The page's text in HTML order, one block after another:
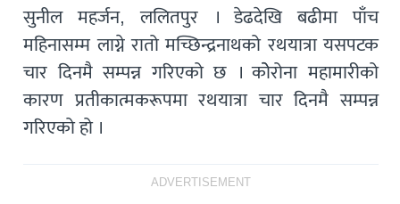
सुनील महर्जन, ललितपुर । डेढदेखि बढीमा पाँच
महिनासम्म लाग्ने रातो मच्छिन्द्रनाथको रथयात्रा यसपटक
चार दिनमै सम्पन्न गरिएको छ । कोेरोना महामारीको
कारण प्रतीकात्मकरूपमा रथयात्रा चार दिनमै सम्पन्न
गरिएको हो ।
ADVERTISEMENT